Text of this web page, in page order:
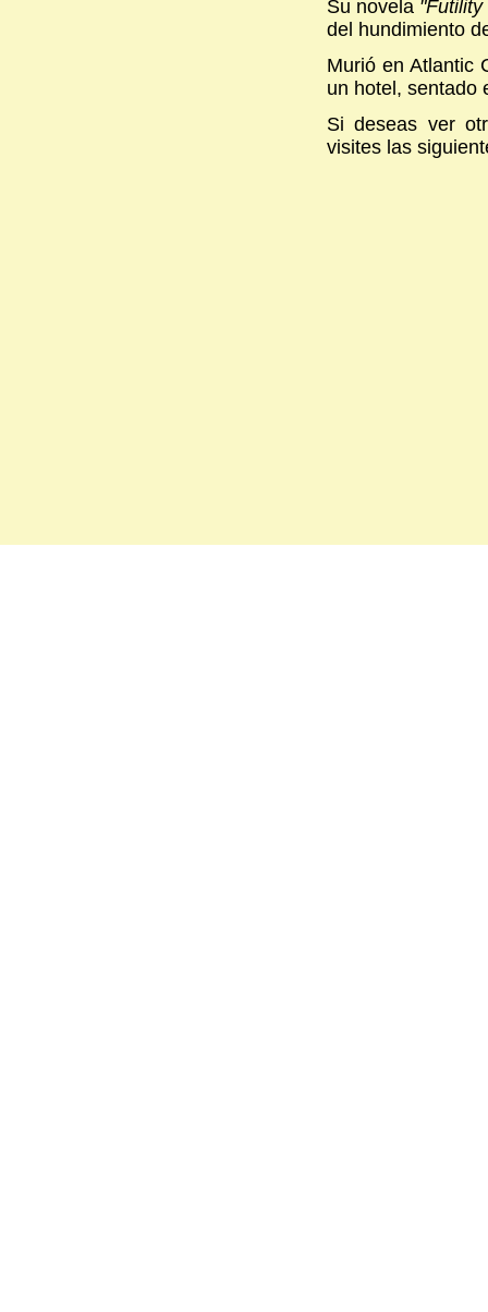
Su novela
del hundimiento
Murió en Atlantic
un hotel, sentado
Si deseas ver
visites las